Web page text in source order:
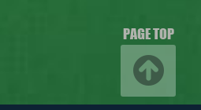
PAGE TOP